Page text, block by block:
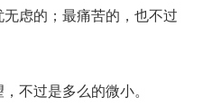
虑的；最痛苦的，也不过
不过是多么的微小。